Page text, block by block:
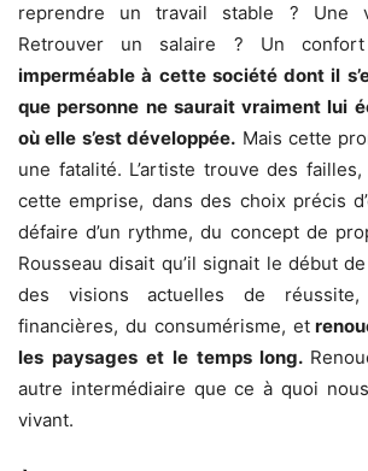
reprendre un travail stable ? Une
Retrouver un salaire ? Un
imperméable à cette société dont il
que personne ne saurait vraiment lui
où elle s’est développée. Mais cette
une fatalité. L’artiste trouve des
cette emprise, dans des choix précis
défaire d’un rythme, du concept de
Rousseau disait qu’il signait le début
des visions actuelles de réussite,
financières, du consumérisme, et
les paysages et le temps long.
autre intermédiaire que ce à quoi
vivant.